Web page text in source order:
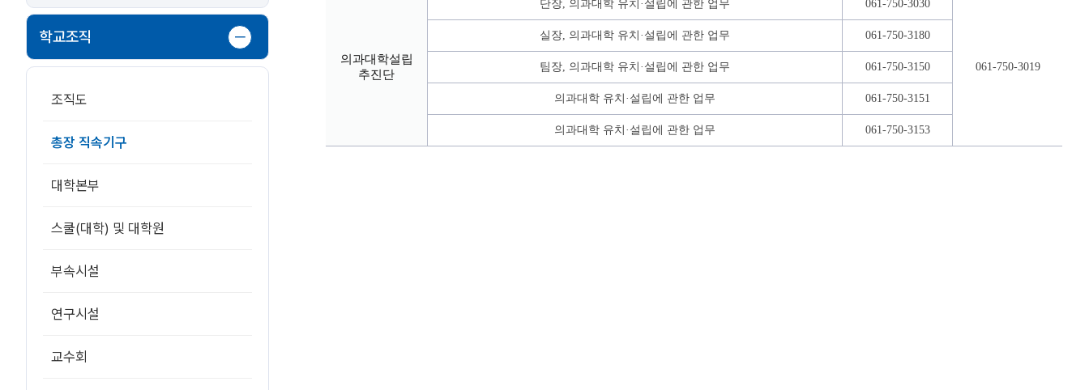
학교조직
조직도
총장 직속기구
대학본부
스쿨(대학) 및 대학원
부속시설
연구시설
교수회
의과대학설립
추진단
단장, 의과대학 유치·설립에 관한 업무 061-750-3030
061-750-3019
실장, 의과대학 유치·설립에 관한 업무 061-750-3180
팀장, 의과대학 유치·설립에 관한 업무 061-750-3150
의과대학 유치·설립에 관한 업무 061-750-3151
의과대학 유치·설립에 관한 업무 061-750-3153